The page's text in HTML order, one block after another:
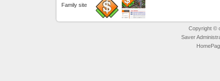
Family site
Copyright ©
Saver